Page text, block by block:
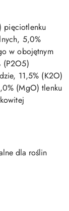
pięciotlenku
5,0%
w obojętnym
(P2O5)
11,5% (K2O)
(MgO) tlenku
dla roślin